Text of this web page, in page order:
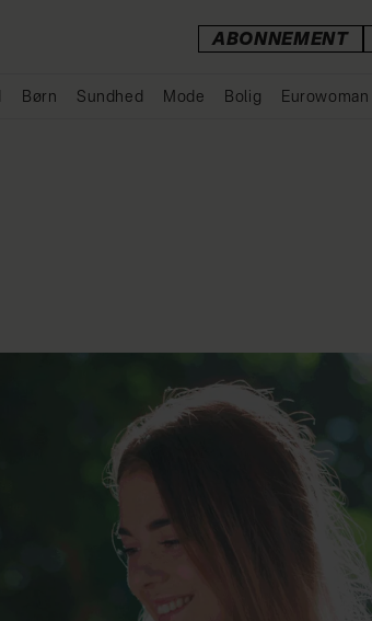
ABONNEMENT
Børn Sundhed Mode Bolig Eurowoman